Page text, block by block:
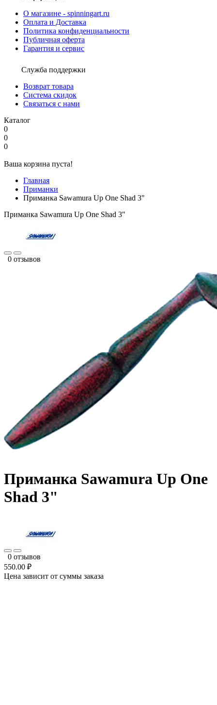
О магазине - spinningart.ru
Оплата и Доставка
Политика конфиденциальности
Публичная оферта
Гарантия и сервис
Служба поддержки
Возврат товара
Система скидок
Связаться с нами
Каталог
0
0
0
Ваша корзина пуста!
Главная
Приманки
Приманка Sawamura Up One Shad 3"
Приманка Sawamura Up One Shad 3"
0 отзывов
Приманка Sawamura Up One
Shad 3"
0 отзывов
550.00 ₽
Цена зависит от суммы заказа